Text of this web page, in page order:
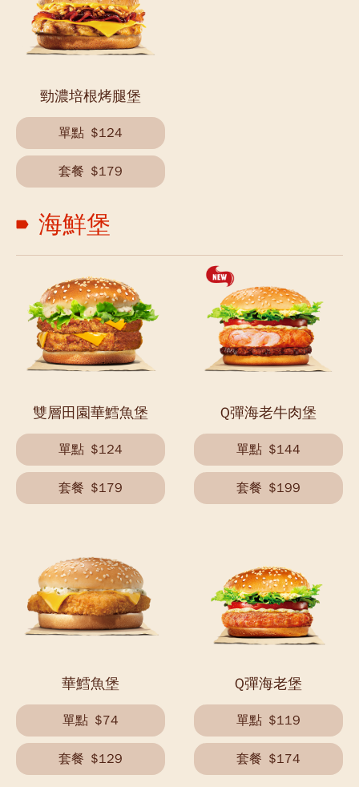
勁濃培根烤腿堡
單點 $124
套餐 $179
海鮮堡
雙層田園華鱈魚堡
單點 $124
套餐 $179
Q彈海老牛肉堡
單點 $144
套餐 $199
華鱈魚堡
單點 $74
套餐 $129
Q彈海老堡
單點 $119
套餐 $174